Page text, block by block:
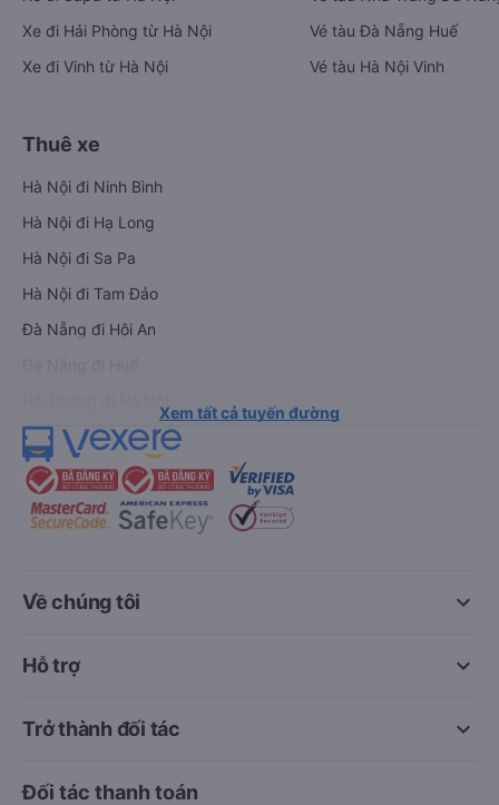
Xe đi Hải Phòng từ Hà Nội
Xe đi Vinh từ Hà Nội
Vé tàu Đà Nẵng Huế
Vé tàu Hà Nội Vinh
Thuê xe
Hà Nội đi Ninh Bình
Hà Nội đi Hạ Long
Hà Nội đi Sa Pa
Hà Nội đi Tam Đảo
Đà Nẵng đi Hội An
Xem tất cả tuyến đường
keyboard_arrow_down
Về chúng tôi
keyboard_arrow_down
Hỗ trợ
keyboard_arrow_down
Trở thành đối tác
Đối tác thanh toán